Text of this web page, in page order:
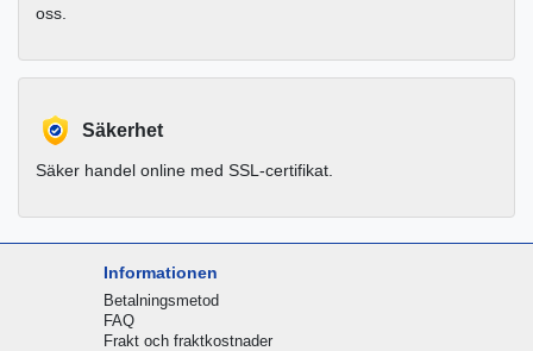
oss.
Säkerhet
Säker handel online med SSL-certifikat.
Informationen
Betalningsmetod
FAQ
Frakt och fraktkostnader